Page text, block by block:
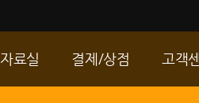
자료실 결제/상점 고객